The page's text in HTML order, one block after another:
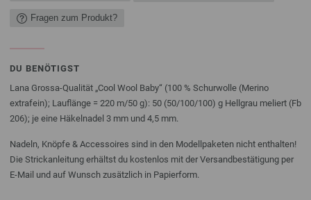
Fragen zum Produkt?
DU BENÖTIGST
Lana Grossa-Qualität „Cool Wool Baby“ (100 % Schurwolle (Merino
extrafein); Lauflänge = 220 m/50 g): 50 (50/100/100) g Hellgrau meliert (Fb
206); je eine Häkelnadel 3 mm und 4,5 mm.
Nadeln, Knöpfe & Accessoires sind in den Modellpaketen nicht enthalten!
Die Strickanleitung erhältst du kostenlos mit der Versandbestätigung per
E-Mail und auf Wunsch zusätzlich in Papierform.